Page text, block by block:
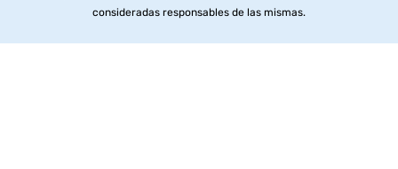
consideradas responsables de las mismas.